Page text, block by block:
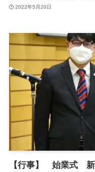
2022年5月20日
【行事】 始業式 新